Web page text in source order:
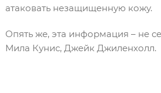
атаковать незащищенную кожу.
Опять же, эта информация – не
Мила Кунис, Джейк Джиленхолл.